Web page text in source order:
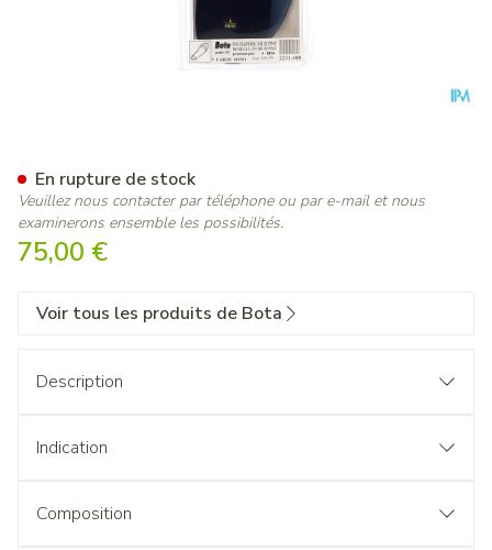
75,00 €
En rupture de stock
Veuillez nous contacter par téléphone ou par e-mail et nous
examinerons ensemble les possibilités.
Voir tous les produits de Bota
Description
Indication
Composition